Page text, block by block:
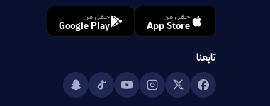
حمّل من
App Store
حمّل من
Google Play
تابعنا